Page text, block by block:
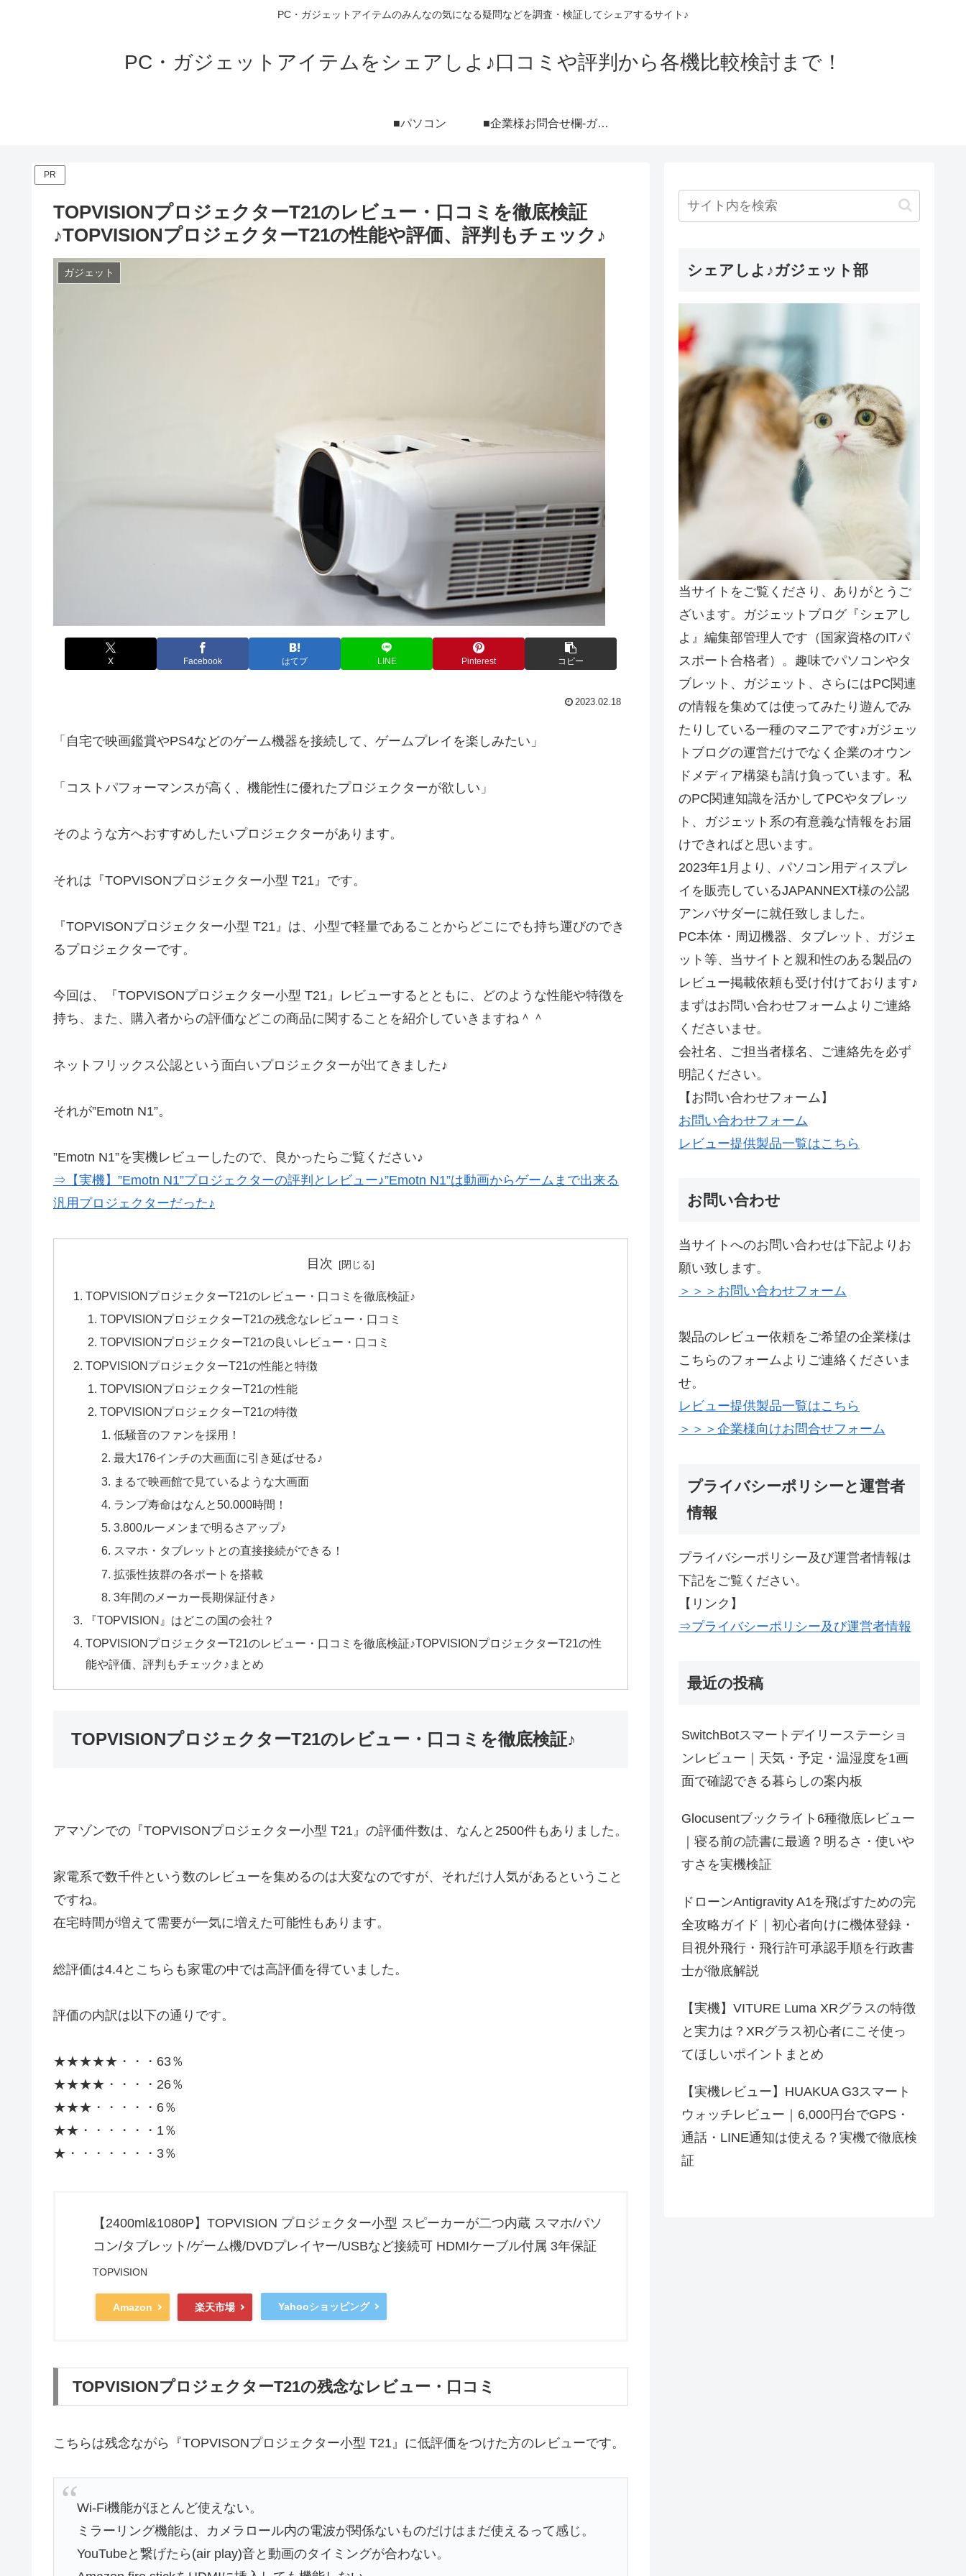
PC・ガジェットアイテムのみんなの気になる疑問などを調査・検証してシェアするサイト♪
PC・ガジェットアイテムをシェアしよ♪口コミや評判から各機比較検討まで！
■パソコン ■企業様お問合せ欄-ガジェットブログ『シェアしよ♪』レビュー依頼用-（ポートフォリオ付き）
PR
TOPVISIONプロジェクターT21のレビュー・口コミを徹底検証
♪TOPVISIONプロジェクターT21の性能や評価、評判もチェック♪
ガジェット
X Facebook はてブ LINE Pinterest コピー
2023.02.18
「自宅で映画鑑賞やPS4などのゲーム機器を接続して、ゲームプレイを楽しみたい」
「コストパフォーマンスが高く、機能性に優れたプロジェクターが欲しい」
そのような方へおすすめしたいプロジェクターがあります。
それは『TOPVISONプロジェクター小型 T21』です。
『TOPVISONプロジェクター小型 T21』は、小型で軽量であることからどこにでも持ち運びのでき
るプロジェクターです。
今回は、『TOPVISONプロジェクター小型 T21』レビューするとともに、どのような性能や特徴を
持ち、また、購入者からの評価などこの商品に関することを紹介していきますね＾＾
ネットフリックス公認という面白いプロジェクターが出てきました♪
それが”Emotn N1”。
”Emotn N1”を実機レビューしたので、良かったらご覧ください♪
⇒【実機】”Emotn N1”プロジェクターの評判とレビュー♪”Emotn N1”は動画からゲームまで出来る
汎用プロジェクターだった♪
目次
TOPVISIONプロジェクターT21のレビュー・口コミを徹底検証♪
TOPVISIONプロジェクターT21の残念なレビュー・口コミ
TOPVISIONプロジェクターT21の良いレビュー・口コミ
TOPVISIONプロジェクターT21の性能と特徴
TOPVISIONプロジェクターT21の性能
TOPVISIONプロジェクターT21の特徴
低騒音のファンを採用！
最大176インチの大画面に引き延ばせる♪
まるで映画館で見ているような大画面
ランプ寿命はなんと50.000時間！
3.800ルーメンまで明るさアップ♪
スマホ・タブレットとの直接接続ができる！
拡張性抜群の各ポートを搭載
3年間のメーカー長期保証付き♪
『TOPVISION』はどこの国の会社？
TOPVISIONプロジェクターT21のレビュー・口コミを徹底検証♪TOPVISIONプロジェクターT21の性
能や評価、評判もチェック♪まとめ
TOPVISIONプロジェクターT21のレビュー・口コミを徹底検証♪
アマゾンでの『TOPVISONプロジェクター小型 T21』の評価件数は、なんと2500件もありました。
家電系で数千件という数のレビューを集めるのは大変なのですが、それだけ人気があるということ
ですね。
在宅時間が増えて需要が一気に増えた可能性もあります。
総評価は4.4とこちらも家電の中では高評価を得ていました。
評価の内訳は以下の通りです。
★★★★★・・・63％
★★★★・・・・26％
★★★・・・・・6％
★★・・・・・・1％
★・・・・・・・3％
【2400ml&1080P】TOPVISION プロジェクター小型 スピーカーが二つ内蔵 スマホ/パソ
コン/タブレット/ゲーム機/DVDプレイヤー/USBなど接続可 HDMIケーブル付属 3年保証
TOPVISION
Amazon 楽天市場 Yahooショッピング
TOPVISIONプロジェクターT21の残念なレビュー・口コミ
こちらは残念ながら『TOPVISONプロジェクター小型 T21』に低評価をつけた方のレビューです。
Wi-Fi機能がほとんど使えない。
ミラーリング機能は、カメラロール内の電波が関係ないものだけはまだ使えるって感じ。
YouTubeと繋げたら(air play)音と動画のタイミングが合わない。
シェアしよ♪ガジェット部
当サイトをご覧くださり、ありがとうご
ざいます。ガジェットブログ『シェアし
よ』編集部管理人です（国家資格のITパ
スポート合格者）。趣味でパソコンやタ
ブレット、ガジェット、さらにはPC関連
の情報を集めては使ってみたり遊んでみ
たりしている一種のマニアです♪ガジェッ
トブログの運営だけでなく企業のオウン
ドメディア構築も請け負っています。私
のPC関連知識を活かしてPCやタブレッ
ト、ガジェット系の有意義な情報をお届
けできればと思います。
2023年1月より、パソコン用ディスプレ
イを販売しているJAPANNEXT様の公認
アンバサダーに就任致しました。
PC本体・周辺機器、タブレット、ガジェ
ット等、当サイトと親和性のある製品の
レビュー掲載依頼も受け付けております♪
まずはお問い合わせフォームよりご連絡
くださいませ。
会社名、ご担当者様名、ご連絡先を必ず
明記ください。
【お問い合わせフォーム】
お問い合わせフォーム
レビュー提供製品一覧はこちら
お問い合わせ
当サイトへのお問い合わせは下記よりお
願い致します。
＞＞＞お問い合わせフォーム
製品のレビュー依頼をご希望の企業様は
こちらのフォームよりご連絡くださいま
せ。
レビュー提供製品一覧はこちら
＞＞＞企業様向けお問合せフォーム
プライバシーポリシーと運営者
情報
プライバシーポリシー及び運営者情報は
下記をご覧ください。
【リンク】
⇒プライバシーポリシー及び運営者情報
最近の投稿
SwitchBotスマートデイリーステーショ
ンレビュー｜天気・予定・温湿度を1画
面で確認できる暮らしの案内板
Glocusentブックライト6種徹底レビュー
｜寝る前の読書に最適？明るさ・使いや
すさを実機検証
ドローンAntigravity A1を飛ばすための完
全攻略ガイド｜初心者向けに機体登録・
目視外飛行・飛行許可承認手順を行政書
士が徹底解説
【実機】VITURE Luma XRグラスの特徴
と実力は？XRグラス初心者にこそ使っ
てほしいポイントまとめ
【実機レビュー】HUAKUA G3スマート
ウォッチレビュー｜6,000円台でGPS・
通話・LINE通知は使える？実機で徹底検
証